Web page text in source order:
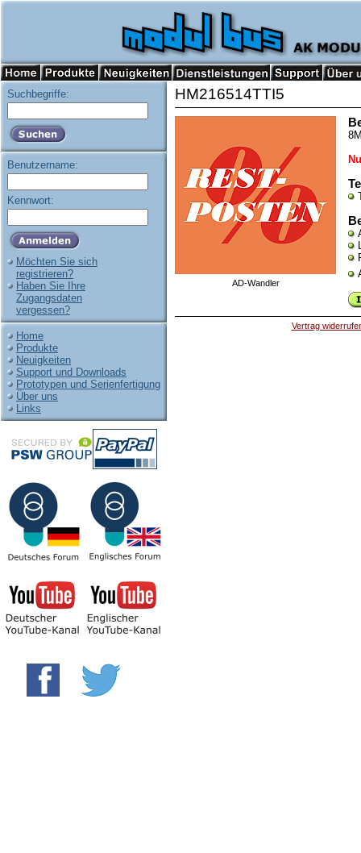
Suchbegriffe:
Benutzername:
Kennwort:
Möchten Sie sich
registrieren?
Haben Sie Ihre
Zugangsdaten
vergessen?
Home
Produkte
Neuigkeiten
Support und Downloads
Prototypen und Serienfertigung
Über uns
Links
HM216514TTI5
AD-Wandler
Vertrag